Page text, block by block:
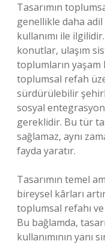
Tasarımın
genellikle daha
kullanımı ile
konutlar, ulaşım
toplumların yaşam
toplumsal refah
sürdürülebilir
sosyal
gereklidir. Bu tür
sağlamaz, aynı
fayda yaratır.
Tasarımın temel
bireysel kârları
toplumsal refahı
Bu bağlamda,
kullanımının yanı